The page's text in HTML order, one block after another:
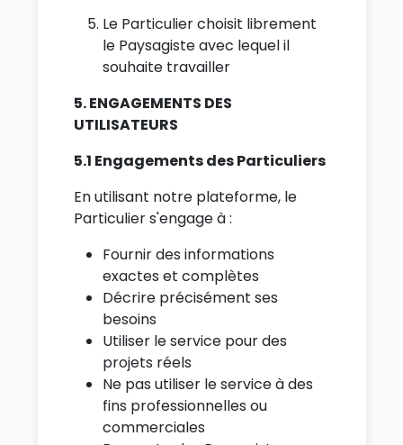
Le Particulier choisit librement
le Paysagiste avec lequel il
souhaite travailler
5. ENGAGEMENTS DES
UTILISATEURS
5.1 Engagements des Particuliers
En utilisant notre plateforme, le
Particulier s'engage à :
Fournir des informations
exactes et complètes
Décrire précisément ses
besoins
Utiliser le service pour des
projets réels
Ne pas utiliser le service à des
fins professionnelles ou
commerciales